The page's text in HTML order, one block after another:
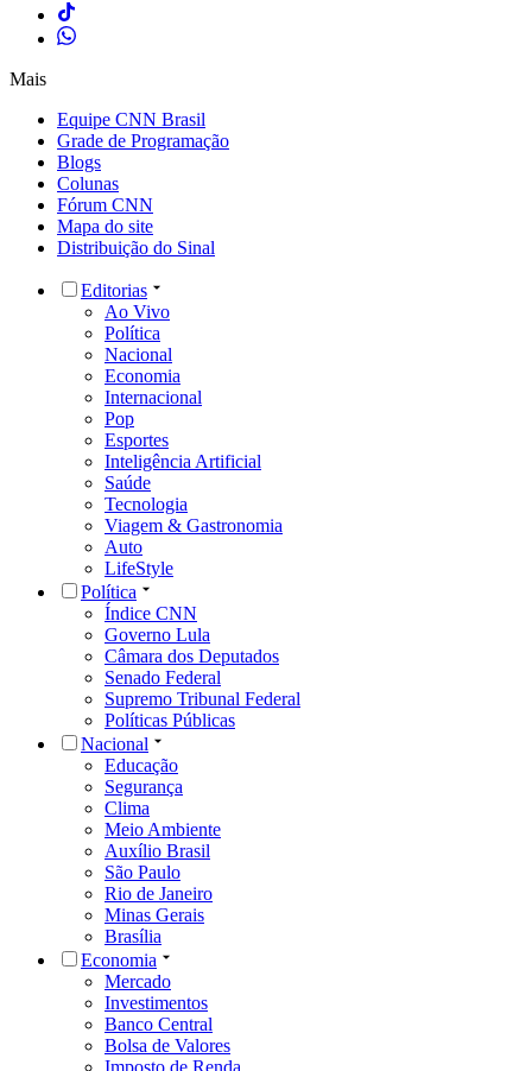
Mais
Equipe CNN Brasil
Grade de Programação
Blogs
Colunas
Fórum CNN
Mapa do site
Distribuição do Sinal
Editorias
Ao Vivo
Política
Nacional
Economia
Internacional
Pop
Esportes
Inteligência Artificial
Saúde
Tecnologia
Viagem & Gastronomia
Auto
LifeStyle
Política
Índice CNN
Governo Lula
Câmara dos Deputados
Senado Federal
Supremo Tribunal Federal
Políticas Públicas
Nacional
Educação
Segurança
Clima
Meio Ambiente
Auxílio Brasil
São Paulo
Rio de Janeiro
Minas Gerais
Brasília
Economia
Mercado
Investimentos
Banco Central
Bolsa de Valores